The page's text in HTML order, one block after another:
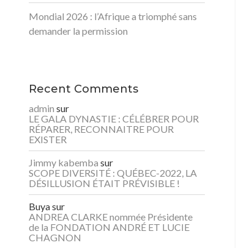
Mondial 2026 : l’Afrique a triomphé sans
demander la permission
Recent Comments
admin sur
LE GALA DYNASTIE : CÉLÉBRER POUR
RÉPARER, RECONNAITRE POUR
EXISTER
Jimmy kabemba sur
SCOPE DIVERSITÉ : QUÉBEC-2022, LA
DÉSILLUSION ÉTAIT PRÉVISIBLE !
Buyasur
ANDREA CLARKE nommée Présidente
de la FONDATION ANDRÉ ET LUCIE
CHAGNON